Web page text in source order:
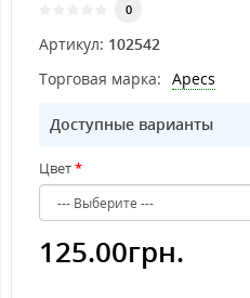
0
Артикул: 102542
Торговая марка: Apecs
Доступные варианты
Цвет
125.00грн.